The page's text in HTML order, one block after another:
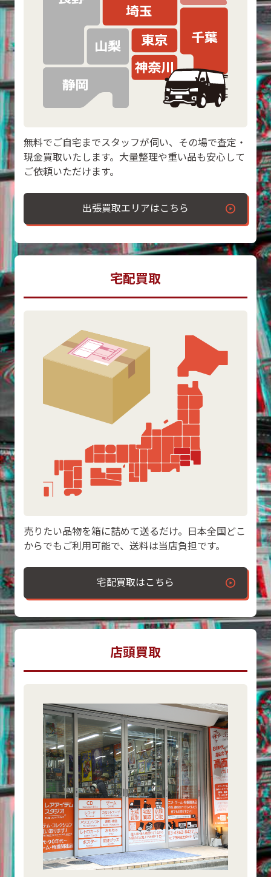
無料でご自宅までスタッフが伺い、その場で査定・
現金買取いたします。大量整理や重い品も安心して
ご依頼いただけます。
出張買取エリアはこちら
宅配買取
売りたい品物を箱に詰めて送るだけ。日本全国どこ
からでもご利用可能で、送料は当店負担です。
宅配買取はこちら
店頭買取